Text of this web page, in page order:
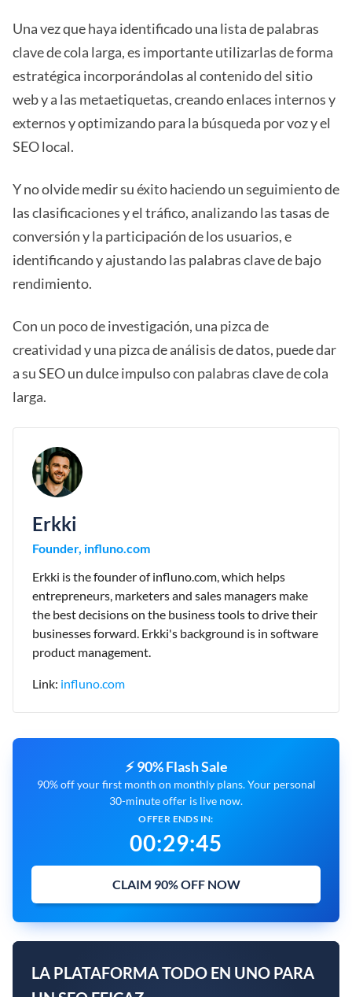
Una vez que haya identificado una lista de palabras
clave de cola larga, es importante utilizarlas de forma
estratégica incorporándolas al contenido del sitio
web y a las metaetiquetas, creando enlaces internos y
externos y optimizando para la búsqueda por voz y el
SEO local.
Y no olvide medir su éxito haciendo un seguimiento de
las clasificaciones y el tráfico, analizando las tasas de
conversión y la participación de los usuarios, e
identificando y ajustando las palabras clave de bajo
rendimiento.
Con un poco de investigación, una pizca de
creatividad y una pizca de análisis de datos, puede dar
a su SEO un dulce impulso con palabras clave de cola
larga.
Erkki
Founder, influno.com
Erkki is the founder of influno.com, which helps
entrepreneurs, marketers and sales managers make
the best decisions on the business tools to drive their
businesses forward. Erkki's background is in software
product management.
Link: influno.com
⚡ 90% Flash Sale
90% off your first month on monthly plans. Your personal
30-minute offer is live now.
OFFER ENDS IN:
00:29:43
CLAIM 90% OFF NOW
LA PLATAFORMA TODO EN UNO PARA